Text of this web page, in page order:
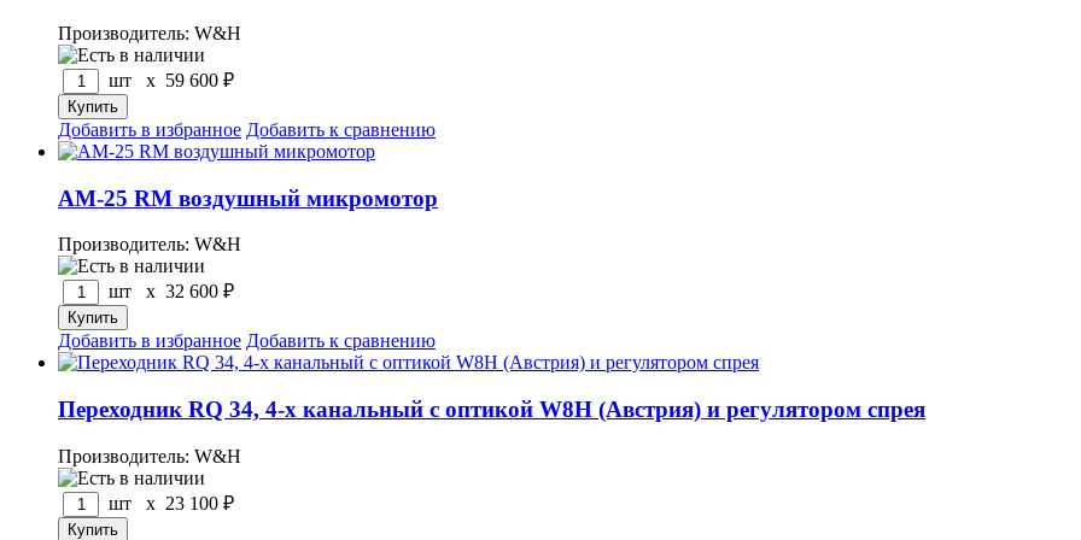
Производитель: W&H
шт x 59 600 ₽
Добавить в избранное Добавить к сравнению
АM-25 RM воздушный микромотор
Производитель: W&H
шт x 32 600 ₽
Добавить в избранное Добавить к сравнению
Переходник RQ 34, 4-х канальный с оптикой W8H (Австрия) и регулятором спрея
Производитель: W&H
шт x 23 100 ₽